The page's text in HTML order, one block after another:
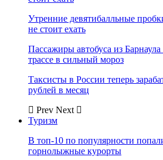
Утренние девятибалльные
не стоит ехать
Пассажиры автобуса из
трассе в сильный мороз
Таксисты в России теперь
рублей в месяц
Prev Next
Туризм
В топ-10 по популярности
горнолыжные курорты